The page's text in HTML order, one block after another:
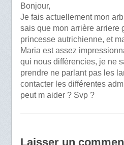
Bonjour,
Je fais actuellement mon
sais que mon arrière arriere
princesse autrichienne, et
Maria est assez
qui nous différencies, je ne
prendre ne parlant pas les
contacter les différentes
peut m aider ? Svp ?
Laisser un